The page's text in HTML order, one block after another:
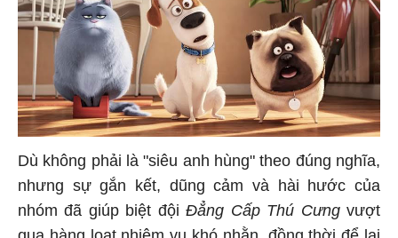
Dù không phải là "siêu anh hùng" theo đúng nghĩa,
nhưng sự gắn kết, dũng cảm và hài hước của
nhóm đã giúp biệt độiĐẳng Cấp Thú Cưngvượt
qua hàng loạt nhiệm vụ khó nhằn, đồng thời để lại